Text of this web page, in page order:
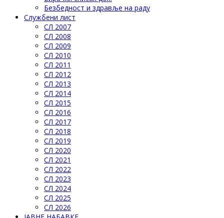
Безбедност и здравље на раду
Службени лист
СЛ 2007
СЛ 2008
СЛ 2009
СЛ 2010
СЛ 2011
СЛ 2012
СЛ 2013
СЛ 2014
СЛ 2015
СЛ 2016
СЛ 2017
СЛ 2018
СЛ 2019
СЛ 2020
СЛ 2021
СЛ 2022
СЛ 2023
СЛ 2024
СЛ 2025
СЛ 2026